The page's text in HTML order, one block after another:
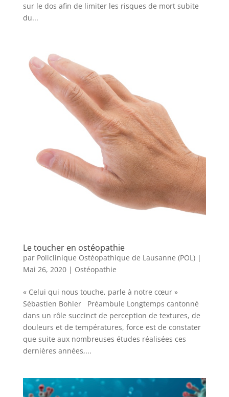
sur le dos afin de limiter les risques de mort subite
du...
Le toucher en ostéopathie
par Policlinique Ostéopathique de Lausanne (POL)|
Mai 26, 2020| Ostéopathie
« Celui qui nous touche, parle à notre cœur »
Sébastien Bohler Préambule Longtemps cantonné
dans un rôle succinct de perception de textures, de
douleurs et de températures, force est de constater
que suite aux nombreuses études réalisées ces
dernières années,...